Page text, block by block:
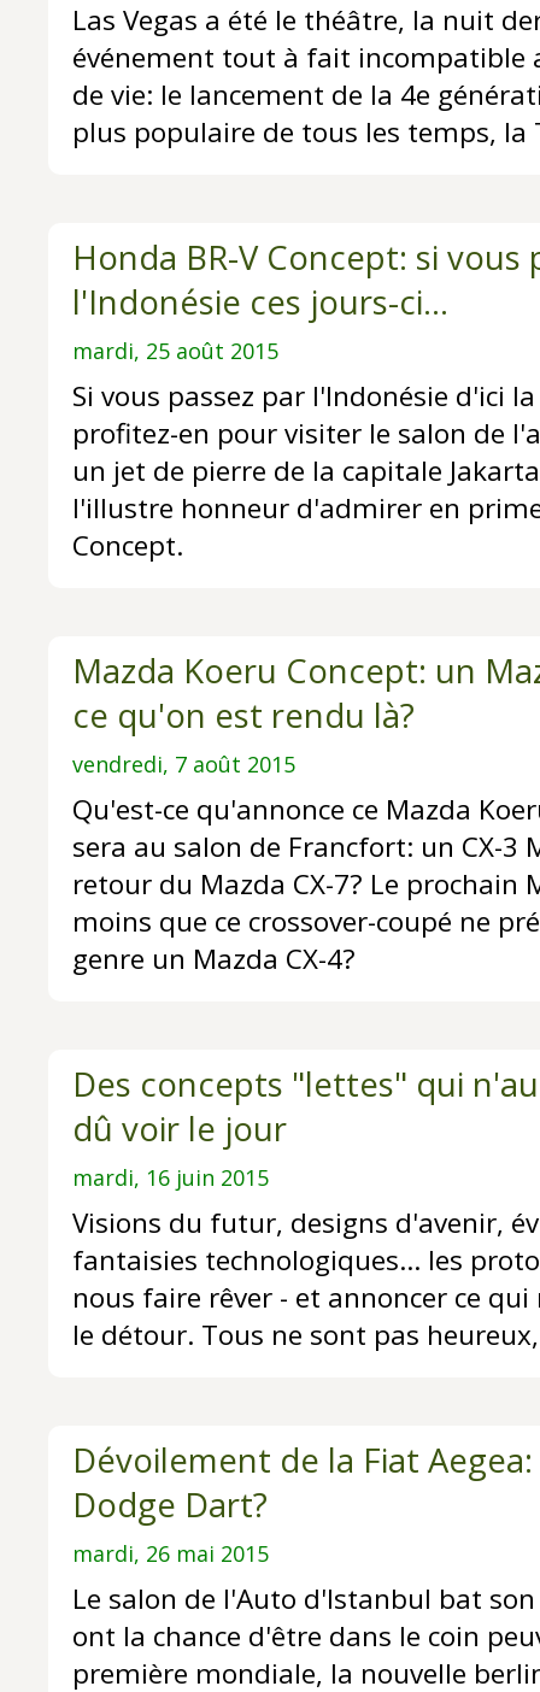
Las Vegas a été le théâtre, la nuit
événement tout à fait incompatible
de vie: le lancement de la 4e
plus populaire de tous les temps, la
Honda BR-V Concept: si vous
l'Indonésie ces jours-ci...
mardi, 25 août 2015
Si vous passez par l'Indonésie d'ici
profitez-en pour visiter le salon de
un jet de pierre de la capitale
l'illustre honneur d'admirer en
Concept.
Mazda Koeru Concept: un
ce qu'on est rendu là?
vendredi, 7 août 2015
Qu'est-ce qu'annonce ce Mazda
sera au salon de Francfort: un CX-3
retour du Mazda CX-7? Le prochain
moins que ce crossover-coupé ne
genre un Mazda CX-4?
Des concepts "lettes" qui
dû voir le jour
mardi, 16 juin 2015
Visions du futur, designs d'avenir,
fantaisies technologiques... les
nous faire rêver - et annoncer ce
le détour. Tous ne sont pas
Dévoilement de la Fiat
Dodge Dart?
mardi, 26 mai 2015
Le salon de l'Auto d'Istanbul bat
ont la chance d'être dans le coin
première mondiale, la nouvelle